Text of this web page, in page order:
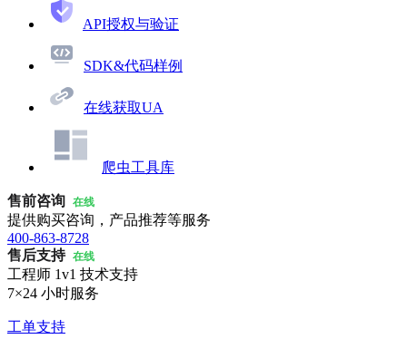
API授权与验证
SDK&代码样例
在线获取UA
爬虫工具库
售前咨询 在线
提供购买咨询，产品推荐等服务
400-863-8728
售后支持 在线
工程师 1v1 技术支持
7×24 小时服务
工单支持